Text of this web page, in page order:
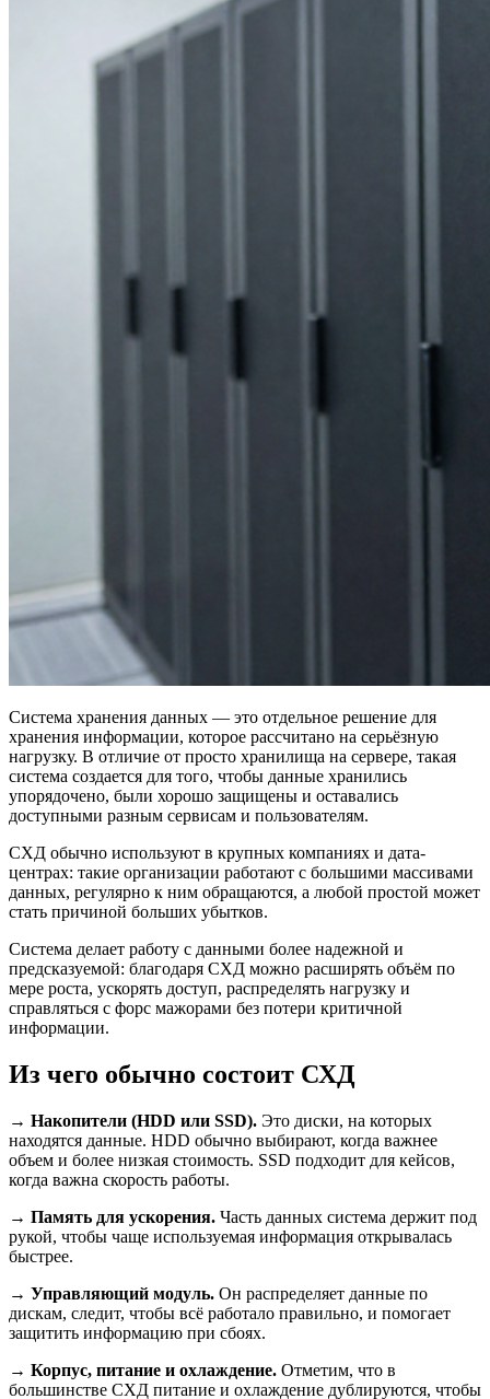
Система хранения данных — это отдельное решение для
хранения информации, которое рассчитано на серьёзную
нагрузку. В отличие от просто хранилища на сервере, такая
система создается для того, чтобы данные хранились
упорядочено, были хорошо защищены и оставались
доступными разным сервисам и пользователям.
СХД обычно используют в крупных компаниях и дата-
центрах: такие организации работают с большими массивами
данных, регулярно к ним обращаются, а любой простой может
стать причиной больших убытков.
Система делает работу с данными более надежной и
предсказуемой: благодаря СХД можно расширять объём по
мере роста, ускорять доступ, распределять нагрузку и
справляться с форс мажорами без потери критичной
информации.
Из чего обычно состоит СХД
→ Накопители (HDD или SSD). Это диски, на которых
находятся данные. HDD обычно выбирают, когда важнее
объем и более низкая стоимость. SSD подходит для кейсов,
когда важна скорость работы.
→ Память для ускорения. Часть данных система держит под
рукой, чтобы чаще используемая информация открывалась
быстрее.
→ Управляющий модуль. Он распределяет данные по
дискам, следит, чтобы всё работало правильно, и помогает
защитить информацию при сбоях.
→ Корпус, питание и охлаждение. Отметим, что в
большинстве СХД питание и охлаждение дублируются, чтобы